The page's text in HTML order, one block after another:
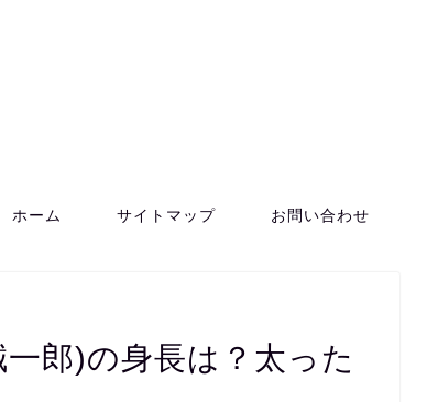
ホーム サイトマップ お問い合わせ
郎)の身長は？太った